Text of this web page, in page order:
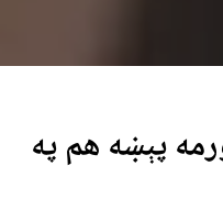
پېښه هم په